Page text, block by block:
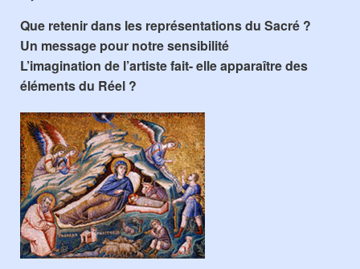
Que retenir dans les représentations du Sacré ?
Un message pour notre sensibilité
L’imagination de l’artiste fait- elle apparaître des
éléments du Réel ?